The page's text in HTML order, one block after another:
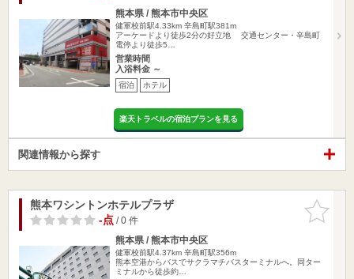
熊本県 / 熊本市中央区
健軍校前駅4.33km 辛島町駅381m
アーケードより徒歩2分の好立地 交通センター・辛島町
電停より徒歩5…
営業時間
入浴料金 ～
宿泊 ホテル
楽天トラベルの宿泊プランを見る
関連情報から探す
お気に入
りに追加
熊本ワシントンホテルプラザ
-点/ 0 件
熊本県 / 熊本市中央区
健軍校前駅4.37km 辛島町駅356m
熊本空港からバスでサクラマチバスターミナルへ。同ター
ミナルから徒歩約…